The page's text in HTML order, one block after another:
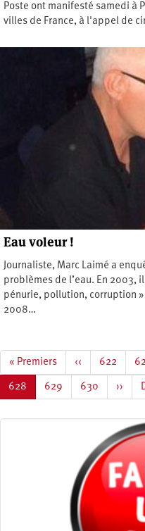
Poste ont manifesté samedi à
villes de France, à l'appel de
Eau voleur !
Journaliste, Marc Laimé a
problèmes de l’eau. En 2003,
pénurie, pollution, corruption
2008…
Première
page
« Premiers
Page
précédente
‹‹ Page
622
Page
courante
628 Page
629 Page
630
Page
››